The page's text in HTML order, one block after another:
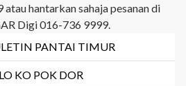
hantarkan sahaja pesanan di
Digi 016-736 9999.
PANTAI TIMUR
KO POK DOR